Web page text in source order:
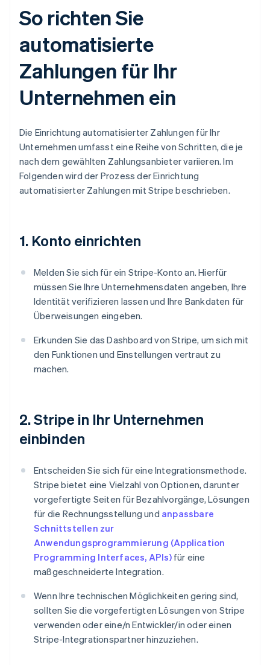
So richten Sie
automatisierte
Zahlungen für Ihr
Unternehmen ein
Die Einrichtung automatisierter Zahlungen für Ihr
Unternehmen umfasst eine Reihe von Schritten, die je
nach dem gewählten Zahlungsanbieter variieren. Im
Folgenden wird der Prozess der Einrichtung
automatisierter Zahlungen mit Stripe beschrieben.
1. Konto einrichten
Melden Sie sich für ein Stripe-Konto an. Hierfür
müssen Sie Ihre Unternehmensdaten angeben, Ihre
Identität verifizieren lassen und Ihre Bankdaten für
Überweisungen eingeben.
Erkunden Sie das Dashboard von Stripe, um sich mit
den Funktionen und Einstellungen vertraut zu
machen.
2. Stripe in Ihr Unternehmen
einbinden
Entscheiden Sie sich für eine Integrationsmethode.
Stripe bietet eine Vielzahl von Optionen, darunter
vorgefertigte Seiten für Bezahlvorgänge, Lösungen
für die Rechnungsstellung und anpassbare
Schnittstellen zur
Anwendungsprogrammierung (Application
Programming Interfaces, APIs)für eine
maßgeschneiderte Integration.
Wenn Ihre technischen Möglichkeiten gering sind,
sollten Sie die vorgefertigten Lösungen von Stripe
verwenden oder eine/n Entwickler/in oder einen
Stripe-Integrationspartner hinzuziehen.